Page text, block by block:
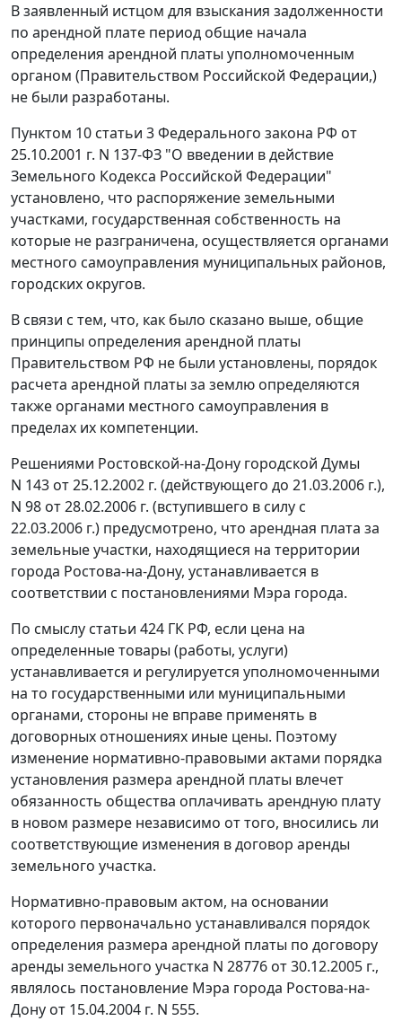
В заявленный истцом для взыскания задолженности
по арендной плате период общие начала
определения арендной платы уполномоченным
органом (Правительством Российской Федерации,)
не были разработаны.
Пунктом 10 статьи 3Федерального закона РФ от
25.10.2001 г. N 137-ФЗ "О введении в действие
Земельного Кодекса Российской Федерации"
установлено, что распоряжение земельными
участками, государственная собственность на
которые не разграничена, осуществляется органами
местного самоуправления муниципальных районов,
городских округов.
В связи с тем, что, как было сказано выше, общие
принципы определения арендной платы
Правительством РФ не были установлены, порядок
расчета арендной платы за землю определяются
также органами местного самоуправления в
пределах их компетенции.
Решениями Ростовской-на-Дону городской Думы
N 143 от 25.12.2002 г. (действующего до 21.03.2006 г.),
N 98 от 28.02.2006 г. (вступившего в силу с
22.03.2006 г.) предусмотрено, что арендная плата за
земельные участки, находящиеся на территории
города Ростова-на-Дону, устанавливается в
соответствии с постановлениями Мэра города.
По смыслу статьи 424 ГК РФ, если цена на
определенные товары (работы, услуги)
устанавливается и регулируется уполномоченными
на то государственными или муниципальными
органами, стороны не вправе применять в
договорных отношениях иные цены. Поэтому
изменение нормативно-правовыми актами порядка
установления размера арендной платы влечет
обязанность общества оплачивать арендную плату
в новом размере независимо от того, вносились ли
соответствующие изменения в договор аренды
земельного участка.
Нормативно-правовым актом, на основании
которого первоначально устанавливался порядок
определения размера арендной платы по договору
аренды земельного участка N 28776 от 30.12.2005 г.,
являлось постановление Мэра города Ростова-на-
Дону от 15.04.2004 г. N 555.